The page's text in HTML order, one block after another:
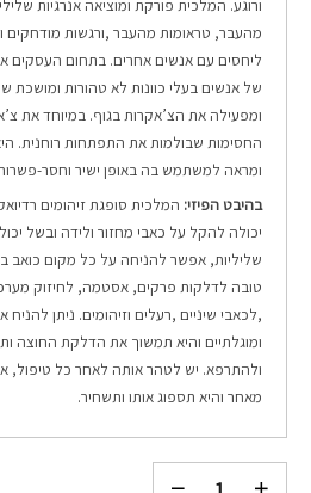
ורוגע. המלכית פורקת ומוציאה אנרגיות
מהעבר, טראומות מהעבר ,ורגשות מודחקים
ליחסים עם אנשים אחרים. בתחום העסקים
של אנשים בעלי כוונות לא טהורות
ומפעילה את הצ’אקרות בגוף. במיוחד את
החסימות שבולמות את התפתחות רוחנית.
ומראה למשתמש בה באופן ישיר וחסר-
בהיבט הפיזי: המלכית סופגת זיהומים
יכולה להקל על כאבי מחזור ולידה ובשל
שליליות, אפשר להניחה על כל מקום
טובה לדלקות פרקים, אסטמה, לחיזוק
,לכאבי שיניים ,רעלים וזיהומים. ניתן
ומוגלתיים והיא תמשוך את הדלקת החוצה
ולהתרפא. יש לטהר אותה לאחר כל טיפול,
מאחר והיא תספוג אותו ותשחיר.